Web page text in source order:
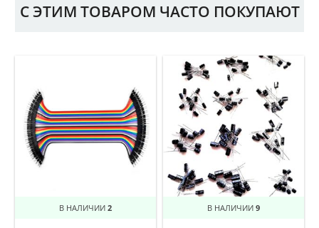
С ЭТИМ ТОВАРОМ ЧАСТО ПОКУПАЮТ
В НАЛИЧИИ 2 В НАЛИЧИИ 9